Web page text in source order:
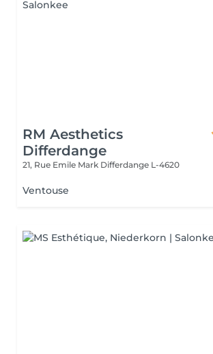
RM Aesthetics
Differdange
21, Rue Emile Mark Differdange L-4620
Ventouse